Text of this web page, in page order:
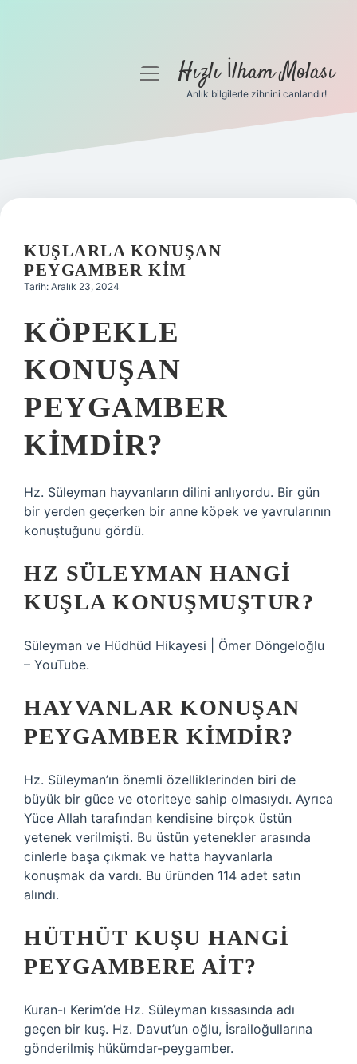
Gizlilik Politikası
Yasal Uyarı
menüyüHızlı İlham Molası
Anlık bilgilerle zihnini canlandır!
KUŞLARLA KONUŞAN
PEYGAMBER KIM
Tarih: Aralık 23, 2024
KÖPEKLE
KONUŞAN
PEYGAMBER
KIMDIR?
Hz. Süleyman hayvanların dilini anlıyordu. Bir gün
bir yerden geçerken bir anne köpek ve yavrularının
konuştuğunu gördü.
HZ SÜLEYMAN HANGI
KUŞLA KONUŞMUŞTUR?
Süleyman ve Hüdhüd Hikayesi | Ömer Döngeloğlu
– YouTube.
HAYVANLAR KONUŞAN
PEYGAMBER KIMDIR?
Hz. Süleyman’ın önemli özelliklerinden biri de
büyük bir güce ve otoriteye sahip olmasıydı. Ayrıca
Yüce Allah tarafından kendisine birçok üstün
yetenek verilmişti. Bu üstün yetenekler arasında
cinlerle başa çıkmak ve hatta hayvanlarla
konuşmak da vardı. Bu üründen 114 adet satın
alındı.
HÜTHÜT KUŞU HANGI
PEYGAMBERE AIT?
Kuran-ı Kerim’de Hz. Süleyman kıssasında adı
geçen bir kuş. Hz. Davut’un oğlu, İsrailoğullarına
gönderilmiş hükümdar-peygamber.